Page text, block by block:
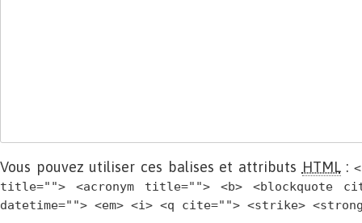
Vous pouvez utiliser ces balises et attributs HTML:
title=""> <acronym title=""> <b> <blockquote
datetime=""> <em> <i> <q cite=""> <strike>